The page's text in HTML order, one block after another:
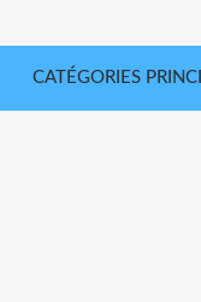
CATÉGORIES